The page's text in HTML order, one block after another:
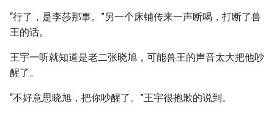
“行了，是李莎那事。”另一个床铺传来一声断喝，打断了兽
王的话。
王宇一听就知道是老二张晓旭，可能兽王的声音太大把他吵
醒了。
“不好意思晓旭，把你吵醒了。”王宇很抱歉的说到。